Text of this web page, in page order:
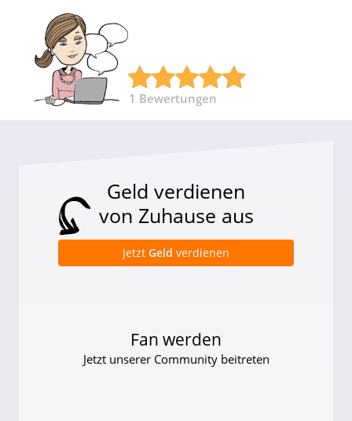
1 Bewertungen
Geld verdienen
von Zuhause aus
Jetzt Geld verdienen
Fan werden
Jetzt unserer Community beitreten